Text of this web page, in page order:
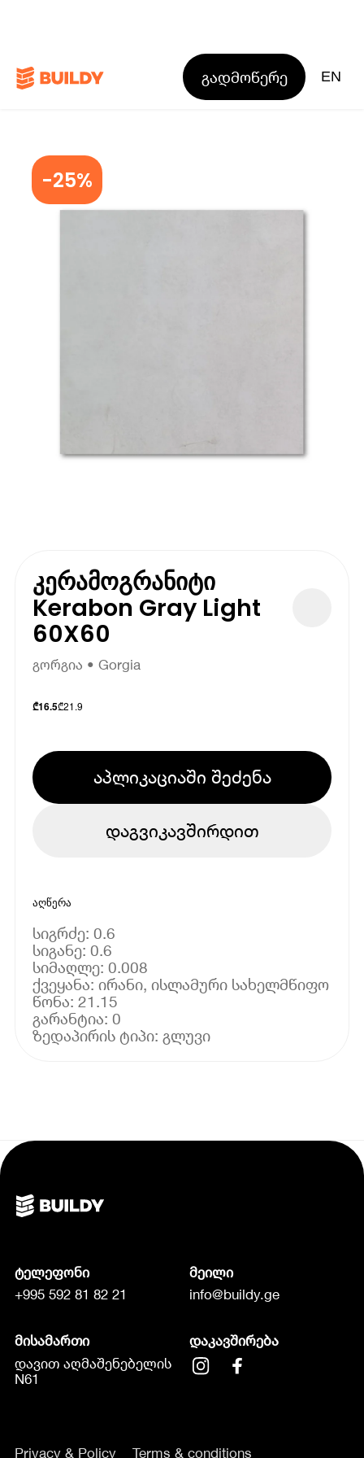
გადმოწერე EN
-25%
კერამოგრანიტი
Kerabon Gray Light
60X60
გორგია • Gorgia
₾16.5₾21.9
აპლიკაციაში შეძენა
დაგვიკავშირდით
აღწერა
სიგრძე: 0.6
სიგანე: 0.6
სიმაღლე: 0.008
ქვეყანა: ირანი, ისლამური სახელმწიფო
წონა: 21.15
გარანტია: 0
ტელეფონი
+995 592 81 82 21
მეილი
info@buildy.ge
მისამართი
დავით აღმაშენებელის
N61
დაკავშირება
Privacy & Policy Terms & conditions